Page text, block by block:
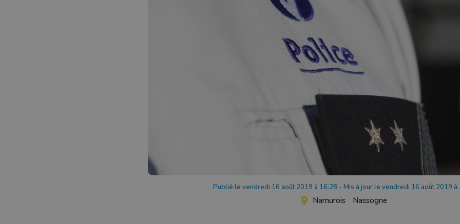
Publié le vendredi 16 août 2019 à 16:28 - Mis à jour le vendredi 16 août 2019 à
Namurois Nassogne